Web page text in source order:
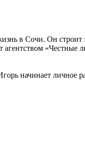
в Сочи. Он
агентством
начинает